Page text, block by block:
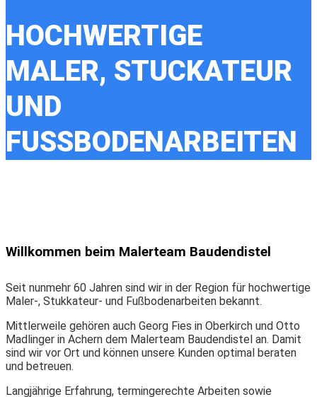
HOCHWERTIGE
MALER, STUCKATEUR
UND
FUSSBODENARBEITEN
Willkommen beim Malerteam Baudendistel
Seit nunmehr 60 Jahren sind wir in der Region für hochwertige
Maler-, Stukkateur- und Fußbodenarbeiten bekannt.
Mittlerweile gehören auch Georg Fies in Oberkirch und Otto
Madlinger in Achern dem Malerteam Baudendistel an. Damit
sind wir vor Ort und können unsere Kunden optimal beraten
und betreuen.
Langjährige Erfahrung, termingerechte Arbeiten sowie